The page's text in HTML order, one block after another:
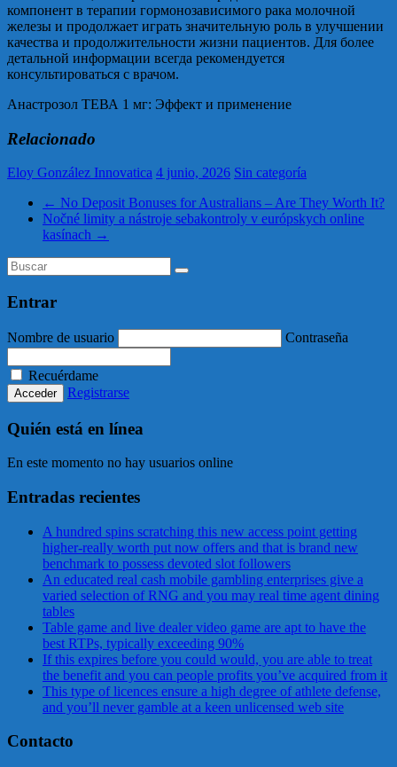
компонент в терапии гормонозависимого рака молочной
железы и продолжает играть значительную роль в улучшении
качества и продолжительности жизни пациентов. Для более
детальной информации всегда рекомендуется
консультироваться с врачом.
Анастрозол ТЕВА 1 мг: Эффект и применение
Relacionado
Eloy González Innovatica 4 junio, 2026 Sin categoría
← No Deposit Bonuses for Australians – Are They Worth It?
Nočné limity a nástroje sebakontroly v európskych online
kasínach →
Entrar
Nombre de usuario Contraseña
Recuérdame
Registrarse
Quién está en línea
En este momento no hay usuarios online
Entradas recientes
A hundred spins scratching this new access point getting
higher-really worth put now offers and that is brand new
benchmark to possess devoted slot followers
An educated real cash mobile gambling enterprises give a
varied selection of RNG and you may real time agent dining
tables
Table game and live dealer video game are apt to have the
best RTPs, typically exceeding 90%
If this expires before you could would, you are able to treat
the benefit and you can people profits you’ve acquired from it
This type of licences ensure a high degree of athlete defense,
and you’ll never gamble at a keen unlicensed web site
Contacto